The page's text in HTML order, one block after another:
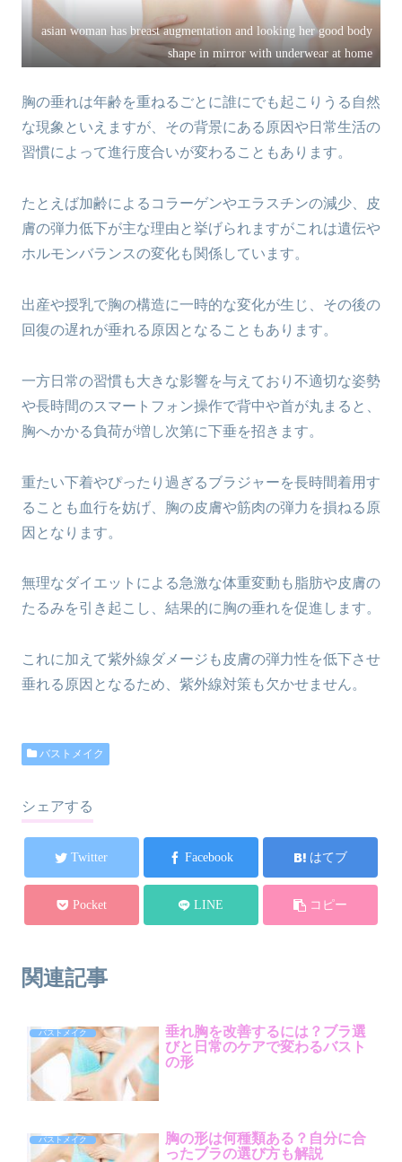
asian woman has breast augmentation and looking her good body
shape in mirror with underwear at home
胸の垂れは年齢を重ねるごとに誰にでも起こりうる自然
な現象といえますが、その背景にある原因や日常生活の
習慣によって進行度合いが変わることもあります。
たとえば加齢によるコラーゲンやエラスチンの減少、皮
膚の弾力低下が主な理由と挙げられますがこれは遺伝や
ホルモンバランスの変化も関係しています。
出産や授乳で胸の構造に一時的な変化が生じ、その後の
回復の遅れが垂れる原因となることもあります。
一方日常の習慣も大きな影響を与えており不適切な姿勢
や長時間のスマートフォン操作で背中や首が丸まると、
胸へかかる負荷が増し次第に下垂を招きます。
重たい下着やぴったり過ぎるブラジャーを長時間着用す
ることも血行を妨げ、胸の皮膚や筋肉の弾力を損ねる原
因となります。
無理なダイエットによる急激な体重変動も脂肪や皮膚の
たるみを引き起こし、結果的に胸の垂れを促進します。
これに加えて紫外線ダメージも皮膚の弾力性を低下させ
垂れる原因となるため、紫外線対策も欠かせません。
バストメイク
シェアする
Twitter Facebook はてブ
Pocket LINE コピー
関連記事
バストメイク
垂れ胸を改善するには？ブラ選
びと日常のケアで変わるバスト
の形
バストメイク
胸の形は何種類ある？自分に合
ったブラの選び方も解説